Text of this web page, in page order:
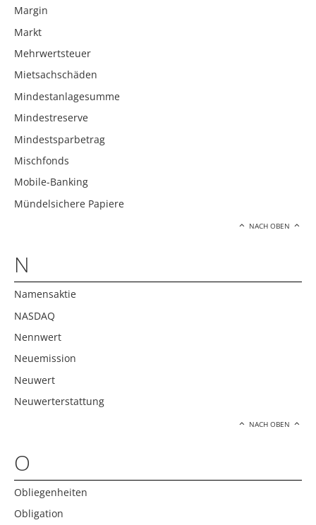
Margin
Markt
Mehrwertsteuer
Mietsachschäden
Mindestanlagesumme
Mindestreserve
Mindestsparbetrag
Mischfonds
Mobile-Banking
Mündelsichere Papiere
NACH OBEN
N
Namensaktie
NASDAQ
Nennwert
Neuemission
Neuwert
Neuwerterstattung
NACH OBEN
O
Obliegenheiten
Obligation